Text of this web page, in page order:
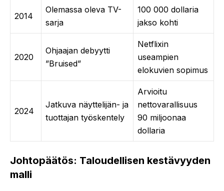
2014
Olemassa oleva TV-
sarja
100 000 dollaria
jakso kohti
2020
Ohjaajan debyytti
”Bruised”
Netflixin
useampien
elokuvien sopimus
2024
Jatkuva näyttelijän- ja
tuottajan työskentely
Arvioitu
nettovarallisuus
90 miljoonaa
dollaria
Johtopäätös: Taloudellisen kestävyyden
malli